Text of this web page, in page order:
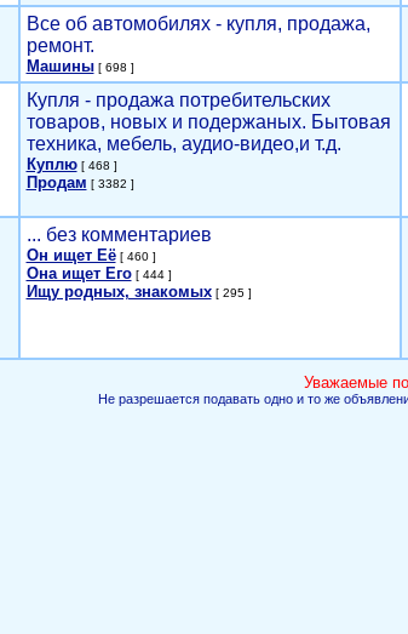
Все об автомобилях - купля, продажа,
ремонт.
Машины[ 698 ]
Купля - продажа потребительских
товаров, новых и подержаных. Бытовая
техника, мебель, аудио-видео,и т.д.
Куплю[ 468 ]
Продам [ 3382 ]
... без комментариев
Он ищет Её[ 460 ]
Она ищет Его[ 444 ]
Ищу родных, знакомых[ 295 ]
Уважаемые
Не разрешается подавать одно и то же